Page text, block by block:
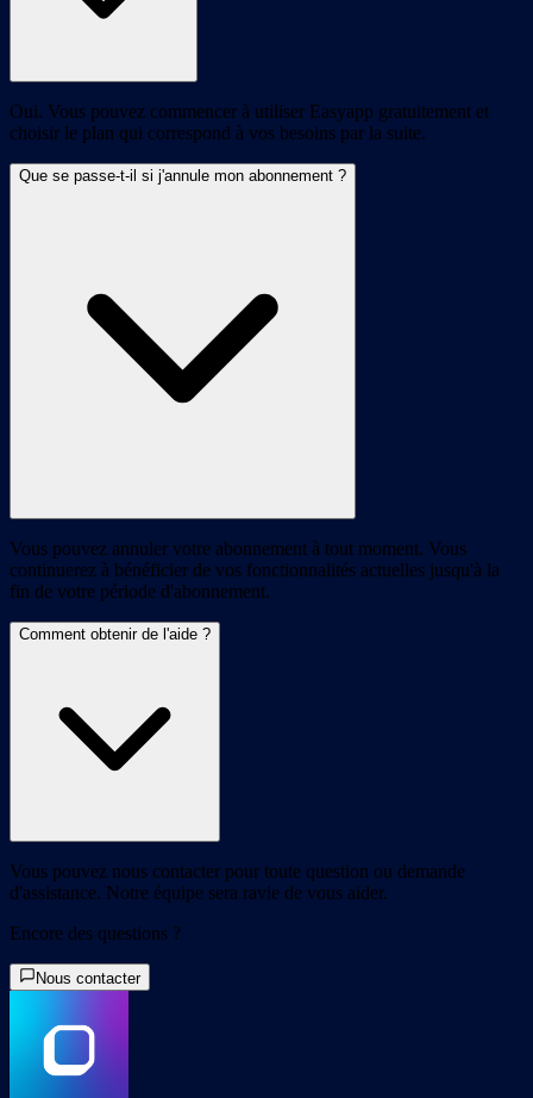
Oui. Vous pouvez commencer à utiliser Easyapp gratuitement et
choisir le plan qui correspond à vos besoins par la suite.
Que se passe-t-il si j'annule mon abonnement ?
Vous pouvez annuler votre abonnement à tout moment. Vous
continuerez à bénéficier de vos fonctionnalités actuelles jusqu'à la
fin de votre période d'abonnement.
Comment obtenir de l'aide ?
Vous pouvez nous contacter pour toute question ou demande
d'assistance. Notre équipe sera ravie de vous aider.
Encore des questions ?
Nous contacter